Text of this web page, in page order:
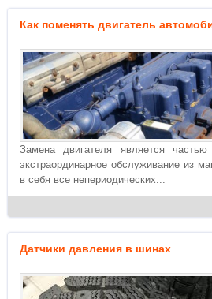
Как поменять двигатель
Замена двигателя является
экстраординарное обслуживание из
в себя все непериодических...
Датчики давления в шинах